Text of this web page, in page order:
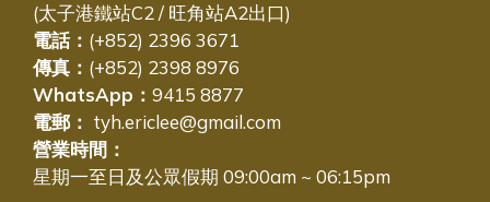
(太子港鐵站C2 / 旺角站A2出口)
電話： (+852) 2396 3671
傳真： (+852) 2398 8976
WhatsApp： 9415 8877
電郵： tyh.ericlee@gmail.com
營業時間：
星期一至日及公眾假期 09:00am ~ 06:15pm